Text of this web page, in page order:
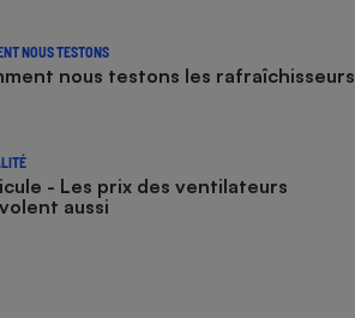
NOUS TESTONS
nous testons les rafraîchisseurs
- Les prix des ventilateurs
aussi